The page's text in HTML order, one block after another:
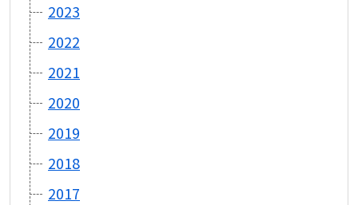
2023
2022
2021
2020
2019
2018
2017